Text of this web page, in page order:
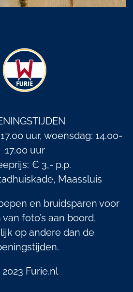
uur, woensdag: 14.00-
17.00 uur
€ 3,- p.p.
Maassluis
en bruidsparen voor
foto’s aan boord,
op andere dan de
Furie.nl